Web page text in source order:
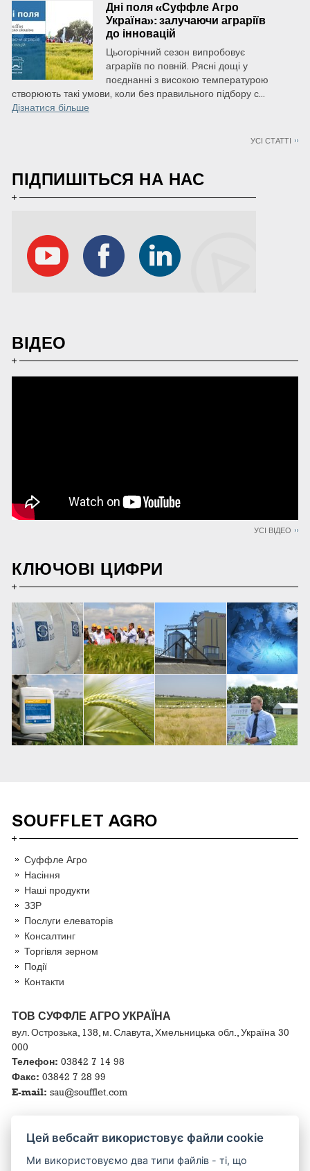
Дні поля «Суффле Агро
Україна»: залучаючи аграріїв
до інновацій
Цьогорічний сезон випробовує
аграріїв по повній. Рясні дощі у
поєднанні з високою температурою
створюють такі умови, коли без правильного підбору с...
Дізнатися більше
УСІ СТАТТІ
ПІДПИШІТЬСЯ НА НАС
ВІДЕО
УСІ ВІДЕО
КЛЮЧОВІ ЦИФРИ
SOUFFLET AGRO
Суффле Агро
Насіння
Наші продукти
ЗЗР
Послуги елеваторів
Консалтинг
Торгівля зерном
Події
Контакти
ТОВ СУФФЛЕ АГРО УКРАЇНА
вул. Острозька, 138, м. Славута, Хмельницька обл., Україна 30
000
Телефон: 03842 7 14 98
Факс: 03842 7 28 99
E-mail: sau@soufflet.com
КОРИСНІ ПОСИЛАННЯ
Цей вебсайт використовує файли cookie
Ми використовуємо два типи файлів - ті, що